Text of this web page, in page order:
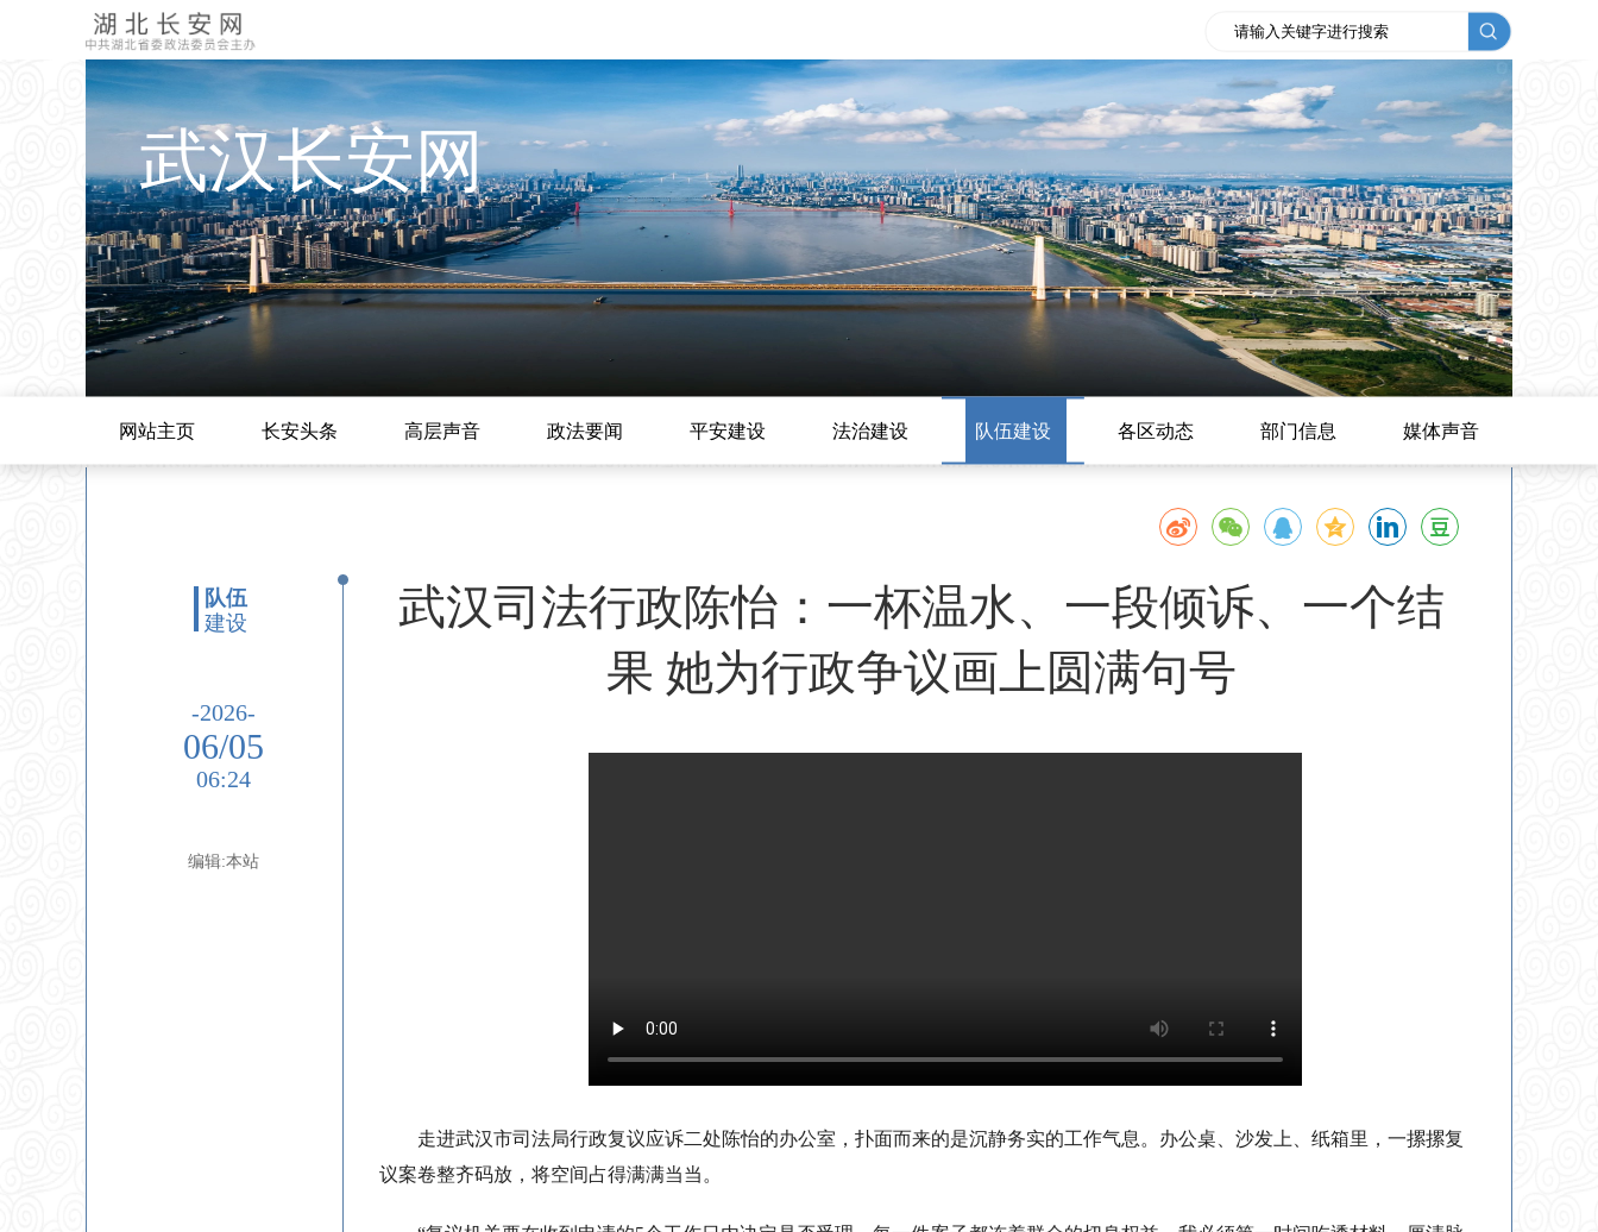
武汉长安网
网站主页 长安头条 高层声音 政法要闻 平安建设 法治建设 队伍建设 各区动态 部门信息 媒体声音
队伍
建设
-2026-
06/05
06:24
编辑:本站
武汉司法行政陈怡：一杯温水、一段倾诉、一个结
果 她为行政争议画上圆满句号
走进武汉市司法局行政复议应诉二处陈怡的办公室，扑面而来的是沉静务实的工作气息。办公桌、沙发上、纸箱里，一摞摞复
议案卷整齐码放，将空间占得满满当当。